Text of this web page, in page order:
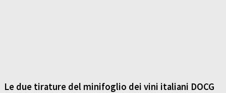
Le due tirature del minifoglio dei vini italiani DOCG